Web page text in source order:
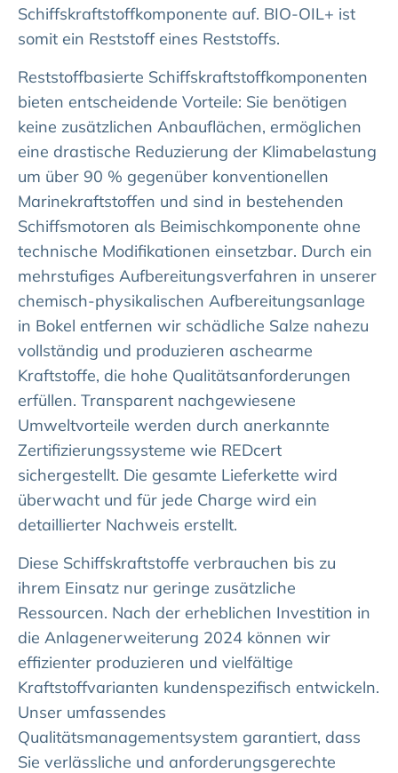
Schiffskraftstoffkomponente auf. BIO-OIL+ ist
somit ein Reststoff eines Reststoffs.
Reststoffbasierte Schiffskraftstoffkomponenten
bieten entscheidende Vorteile: Sie benötigen
keine zusätzlichen Anbauflächen, ermöglichen
eine drastische Reduzierung der Klimabelastung
um über 90 % gegenüber konventionellen
Marinekraftstoffen und sind in bestehenden
Schiffsmotoren als Beimischkomponente ohne
technische Modifikationen einsetzbar. Durch ein
mehrstufiges Aufbereitungsverfahren in unserer
chemisch-physikalischen Aufbereitungsanlage
in Bokel entfernen wir schädliche Salze nahezu
vollständig und produzieren aschearme
Kraftstoffe, die hohe Qualitätsanforderungen
erfüllen. Transparent nachgewiesene
Umweltvorteile werden durch anerkannte
Zertifizierungssysteme wie REDcert
sichergestellt. Die gesamte Lieferkette wird
überwacht und für jede Charge wird ein
detaillierter Nachweis erstellt.
Diese Schiffskraftstoffe verbrauchen bis zu
ihrem Einsatz nur geringe zusätzliche
Ressourcen. Nach der erheblichen Investition in
die Anlagenerweiterung 2024 können wir
effizienter produzieren und vielfältige
Kraftstoffvarianten kundenspezifisch entwickeln.
Unser umfassendes
Qualitätsmanagementsystem garantiert, dass
Sie verlässliche und anforderungsgerechte